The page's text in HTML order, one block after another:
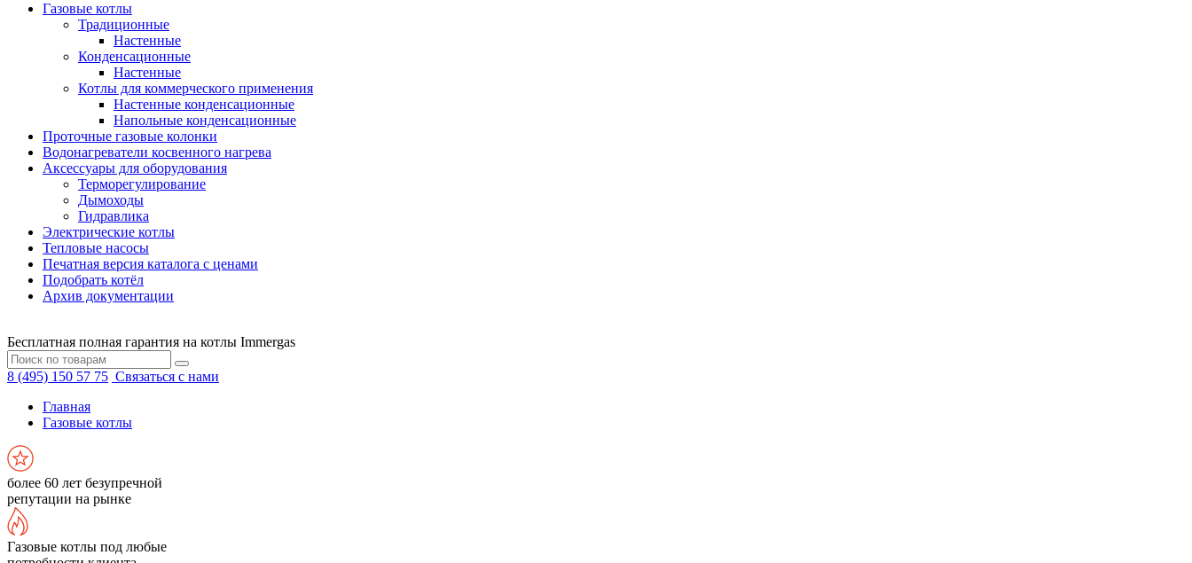
Газовые котлы
Традиционные
Настенные
Конденсационные
Настенные
Котлы для коммерческого применения
Настенные конденсационные
Напольные конденсационные
Проточные газовые колонки
Водонагреватели косвенного нагрева
Аксессуары для оборудования
Терморегулирование
Дымоходы
Гидравлика
Электрические котлы
Тепловые насосы
Печатная версия каталога с ценами
Подобрать котёл
Архив документации
Бесплатная полная гарантия на котлы Immergas
8 (495) 150 57 75 Связаться с нами
Главная
Газовые котлы
более 60 лет безупречной
репутации на рынке
Газовые котлы под любые